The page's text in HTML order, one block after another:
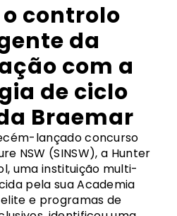
controlo
da
com a
de ciclo
Braemar
lançado concurso
NSW (SINSW), a Hunter
uma instituição multi-
pela sua Academia
e programas de